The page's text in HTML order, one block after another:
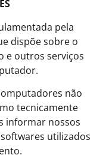
pela
dispõe sobre o
e outros serviços
não
tecnicamente
informar nossos
utilizados